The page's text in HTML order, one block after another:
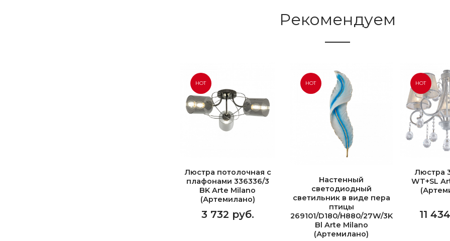
Рекомендуем
HOT
Люстра потолочная с
плафонами 336336/3
BK Arte Milano
(Артемилано)
3 732 руб.
HOT
Настенный
светодиодный
светильник в виде пера
птицы
269101/D180/H880/27W/3K
Bl Arte Milano
(Артемилано)
HOT
Люстра
WT+SL
11